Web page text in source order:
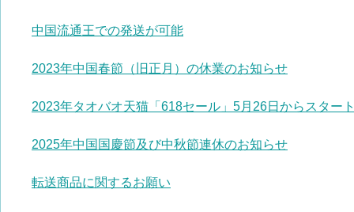
中国流通王での発送が可能
2023年中国春節（旧正月）の休業のお知らせ
2023年タオバオ天猫「618セール」5月26日からスター
2025年中国国慶節及び中秋節連休のお知らせ
転送商品に関するお願い